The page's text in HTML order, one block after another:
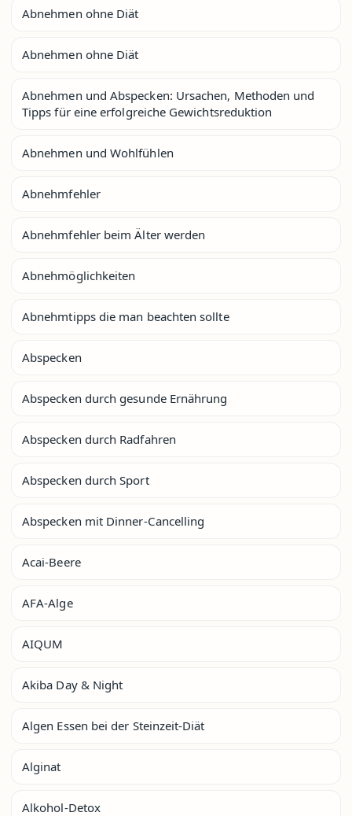
Abnehmen ohne Diät
Abnehmen ohne Diät
Abnehmen und Abspecken: Ursachen, Methoden und
Tipps für eine erfolgreiche Gewichtsreduktion
Abnehmen und Wohlfühlen
Abnehmfehler
Abnehmfehler beim Älter werden
Abnehmöglichkeiten
Abnehmtipps die man beachten sollte
Abspecken
Abspecken durch gesunde Ernährung
Abspecken durch Radfahren
Abspecken durch Sport
Abspecken mit Dinner-Cancelling
Acai-Beere
AFA-Alge
AIQUM
Akiba Day & Night
Algen Essen bei der Steinzeit-Diät
Alginat
Alkohol-Detox